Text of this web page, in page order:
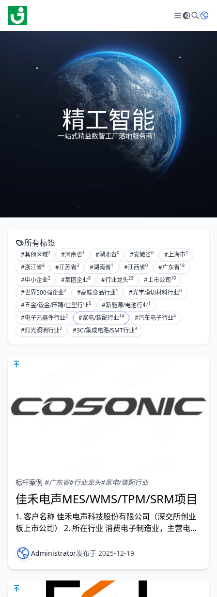
精工智能
一站式精益数智工厂落地服务商！
所有标签
#其他区域2 #河南省1 #湖北省0 #安徽省0 #上海市2
#浙江省8 #江苏省3 #湖南省1 #江西省0 #广东省18
#中小企业2 #集团企业8 #行业龙头23 #上市公司10
#世界500强企业2 #高端食品行业1 #光学膜切材料行业0
#五金/钣金/压铸/注塑行业5 #新能源/电池行业1
#电子元器件行业2 #家电/装配行业14 #汽车电子行业4
#灯光照明行业2 #3C/集成电路/SMT行业3
标杆案例 #广东省#行业龙头#家电/装配行业
佳禾电声MES/WMS/TPM/SRM项目
1. 客户名称 佳禾电声科技股份有限公司（深交所创业
板上市公司） 2. 所在行业 消费电子制造业，主营电声
Administrator发布于 2025-12-19